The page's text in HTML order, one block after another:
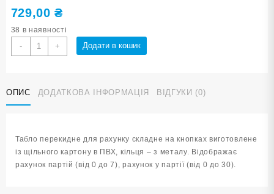
729,00₴
38 в наявності
-
Табло
суддівське
кількість
+ Додати в кошик
ОПИС ДОДАТКОВА ІНФОРМАЦІЯ ВІДГУКИ (0)
Табло перекидне для рахунку складне на кнопках виготовлене
із щільного картону в ПВХ, кільця – з металу. Відображає
рахунок партій (від 0 до 7), рахунок у партії (від 0 до 30).